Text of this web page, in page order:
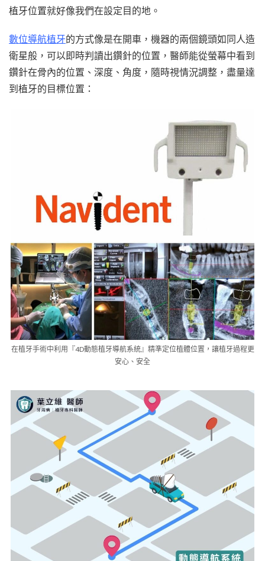
植牙位置就好像我們在設定目的地。
數位導航植牙的方式像是在開車，機器的兩個鏡頭如同人造
衛星般，可以即時判讀出鑽針的位置，醫師能從螢幕中看到
鑽針在骨內的位置、深度、角度，隨時視情況調整，盡量達
到植牙的目標位置：
在植牙手術中利用『4D動態植牙導航系統』精準定位植體位置，讓植牙過程更
安心、安全